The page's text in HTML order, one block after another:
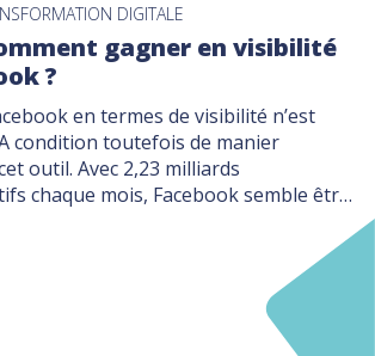
DIGITALE
gagner en visibilité
?
en termes de visibilité n’est
condition toutefois de manier
outil. Avec 2,23 milliards
chaque mois, Facebook semble être
privilégier pour convaincre vos clients
nos conseils à ce sujet, et donnez
toute la visibilité qu’elles méritent […]